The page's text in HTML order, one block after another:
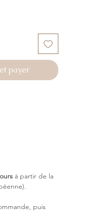
payer
à partir de la
puis